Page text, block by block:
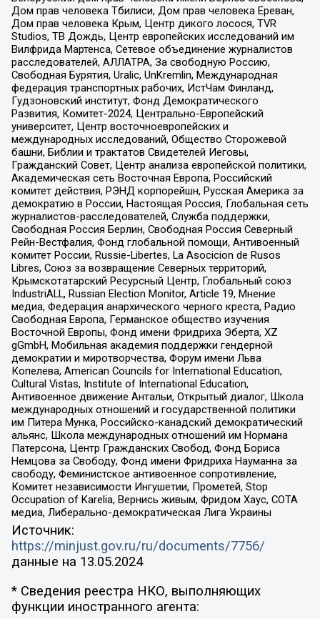
Дом прав человека Тбилиси, Дом прав человека Ереван,
Дом прав человека Крым, Центр дикого лосося, TVR
Studios, ТВ Дождь, Центр европейских исследований им
Вилфрида Мартенса, Сетевое объединение журналистов
расследователей, АЛЛАТРА, За свободную Россию,
Свободная Бурятия, Uralic, UnKremlin, Международная
федерация транспортных рабочих, ИстЧам Финланд,
Гудзоновский институт, Фонд Демократического
Развития, Комитет-2024, Центрально-Европейский
университет, Центр восточноевропейских и
международных исследований, Общество Сторожевой
башни, Библии и трактатов Свидетелей Иеговы,
Гражданский Совет, Центр анализа европейской политики,
Академическая сеть Восточная Европа, Российский
комитет действия, РЭНД корпорейшн, Русская Америка за
демократию в России, Настоящая Россия, Глобальная сеть
журналистов-расследователей, Служба поддержки,
Свободная Россия Берлин, Свободная Россия Северный
Рейн-Вестфалия, Фонд глобальной помощи, Антивоенный
комитет России, Russie-Libertes, La Asocicion de Rusos
Libres, Союз за возвращение Северных территорий,
Крымскотатарский Ресурсный Центр, Глобальный союз
IndustriALL, Russian Election Monitor, Article 19, Мнение
медиа, Федерация анархического черного креста, Радио
Свободная Европа, Германское общество изучения
Восточной Европы, Фонд имени Фридриха Эберта, XZ
gGmbH, Мобильная академия поддержки гендерной
демократии и миротворчества, Форум имени Льва
Копелева, American Councils for International Education,
Cultural Vistas, Institute of International Education,
Антивоенное движение Антальи, Открытый диалог, Школа
международных отношений и государственной политики
им Питера Мунка, Российско-канадский демократический
альянс, Школа международных отношений им Нормана
Патерсона, Центр Гражданских Свобод, Фонд Бориса
Немцова за Свободу, Фонд имени Фридриха Науманна за
свободу, Феминистское антивоенное сопротивление,
Комитет независимости Ингушетии, Прометей, Stop
Occupation of Karelia, Вернись живым, Фридом Хаус, СОТА
медиа, Либерально-демократическая Лига Украины
Источник:
https://minjust.gov.ru/ru/documents/7756/
данные на 13.05.2024
* Сведения реестра НКО, выполняющих
функции иностранного агента: